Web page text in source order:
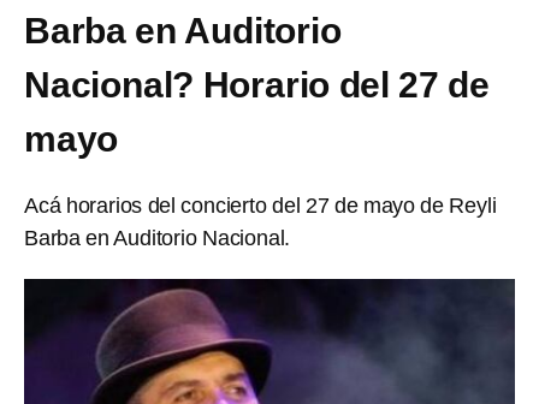
Barba en Auditorio
Nacional? Horario del 27 de
mayo
Acá horarios del concierto del 27 de mayo de Reyli
Barba en Auditorio Nacional.